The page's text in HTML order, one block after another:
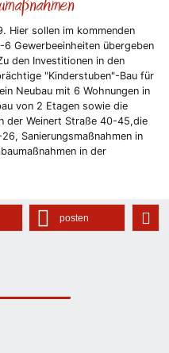
Hier sollen im kommenden
Gewerbeeinheiten übergeben
den Investitionen in den
"Kinderstuben"-Bau für
Neubau mit 6 Wohnungen in
von 2 Etagen sowie die
der Weinert Straße 40-45,die
Sanierungsmaßnahmen in
in der
posten